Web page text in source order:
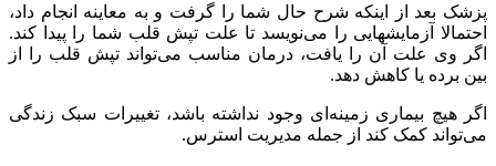
پزشک بعد از اینکه شرح حال شما را گرفت و به معاینه انجام داد،
احتمالا آزمایشهایی را می‌نویسد تا علت تپش قلب شما را پیدا کند.
اگر وی علت آن را یافت، درمان مناسب می‌تواند تپش قلب را از
بین برده یا کاهش دهد.
اگر هیچ بیماری زمینه‌ای وجود نداشته باشد، تغییرات سبک زندگی
می‌تواند کمک کند از جمله مدیریت استرس.